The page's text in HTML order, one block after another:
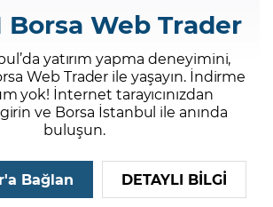
Borsa Web Trader
yatırım yapma deneyimini,
Web Trader ile yaşayın. İndirme
yok! İnternet tarayıcınızdan
girin ve Borsa İstanbul ile anında
buluşun.
Bağlan DETAYLI BİLGİ